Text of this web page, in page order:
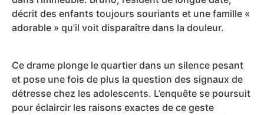
décrit des enfants toujours souriants et une famille «
adorable » qu’il voit disparaître dans la douleur.
Ce drame plonge le quartier dans un silence pesant
et pose une fois de plus la question des signaux de
détresse chez les adolescents. L’enquête se poursuit
pour éclaircir les raisons exactes de ce geste